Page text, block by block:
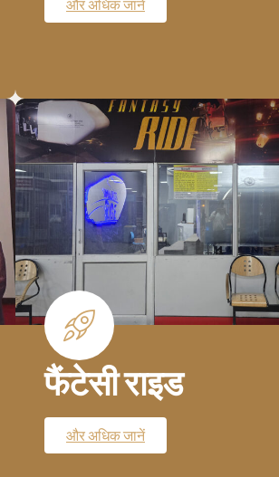
और अधिक जानें
फैंटेसी राइड
और अधिक जानें